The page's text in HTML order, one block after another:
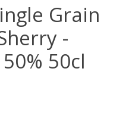
Grain
-
50cl
is